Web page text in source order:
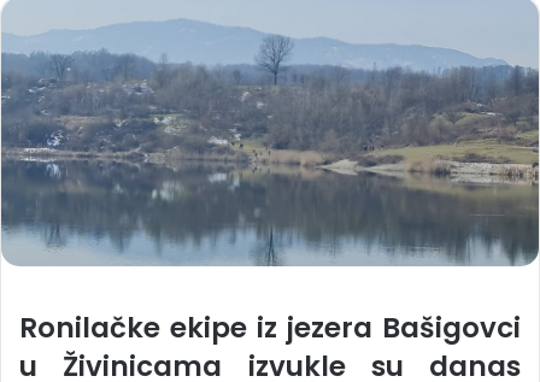
Ronilačke ekipe iz jezera Bašigovci
u Živinicama izvukle su danas